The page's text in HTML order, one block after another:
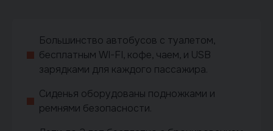
Большинство автобусов с туалетом,
бесплатным WI-FI, кофе, чаем, и USB
зарядками для каждого пассажира.
Сиденья оборудованы подножками и
ремнями безопасности.